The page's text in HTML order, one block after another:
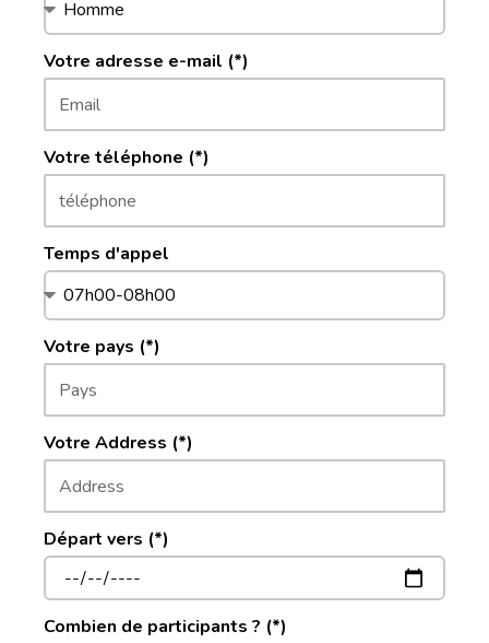
Votre adresse e-mail (*)
Votre téléphone (*)
Temps d'appel
Votre pays (*)
Votre Address (*)
Départ vers (*)
Combien de participants ? (*)